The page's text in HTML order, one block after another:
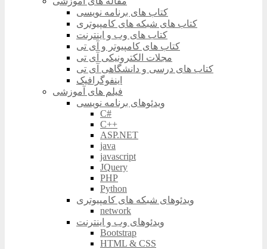
کتاب های برنامه نویسی
کتاب های شبکه های کامپیوتری
کتاب های وب و اینترنت
کتاب های کامپیوتر و آی تی
مجلات الکترونیکی آی تی
کتاب های درسی و دانشگاهی آی تی
اینفوگرافیک
فیلم های آموزشی
ویدئوهای برنامه نویسی
C#
C++
ASP.NET
java
javascript
JQuery
PHP
Python
ویدئوهای شبکه های کامپیوتری
network
ویدئوهای وب و اینترنت
Bootstrap
HTML & CSS